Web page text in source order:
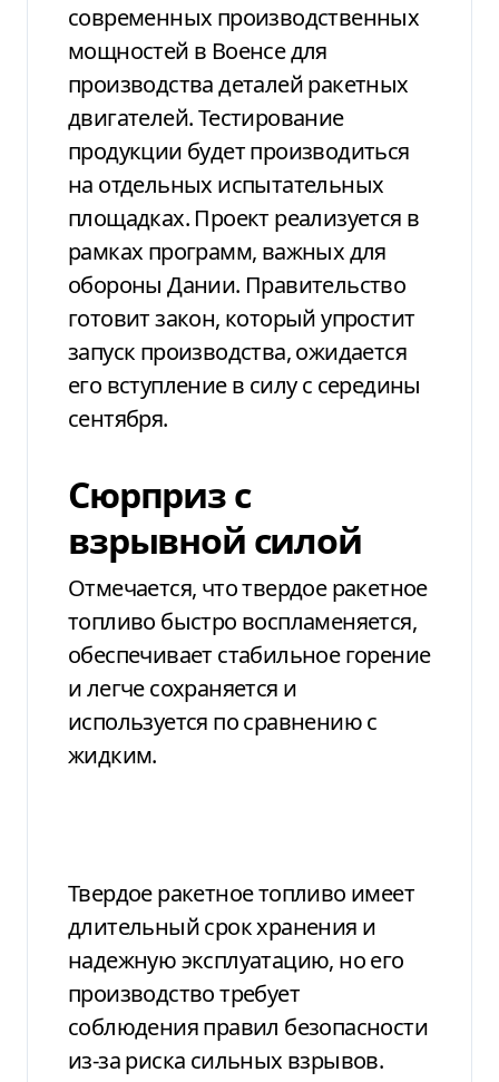
современных производственных
мощностей в Военсе для
производства деталей ракетных
двигателей. Тестирование
продукции будет производиться
на отдельных испытательных
площадках. Проект реализуется в
рамках программ, важных для
обороны Дании. Правительство
готовит закон, который упростит
запуск производства, ожидается
его вступление в силу с середины
сентября.
Сюрприз с
взрывной силой
Отмечается, что твердое ракетное
топливо быстро воспламеняется,
обеспечивает стабильное горение
и легче сохраняется и
используется по сравнению с
жидким.
Твердое ракетное топливо имеет
длительный срок хранения и
надежную эксплуатацию, но его
производство требует
соблюдения правил безопасности
из-за риска сильных взрывов.